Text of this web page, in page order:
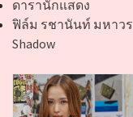
ดารานักแสดง
ฟิล์ม รชานันท์ มหาวร
Shadow